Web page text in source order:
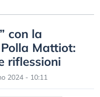
con la
Mattiot:
riflessioni
2024 - 10:11